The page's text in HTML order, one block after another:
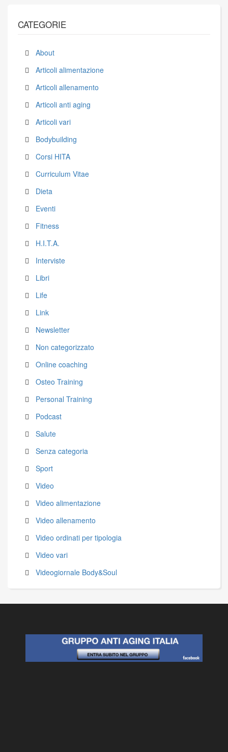
CATEGORIE
About
Articoli alimentazione
Articoli allenamento
Articoli anti aging
Articoli vari
Bodybuilding
Corsi HITA
Curriculum Vitae
Dieta
Eventi
Fitness
H.I.T.A.
Interviste
Libri
Life
Link
Newsletter
Non categorizzato
Online coaching
Osteo Training
Personal Training
Podcast
Salute
Senza categoria
Sport
Video
Video alimentazione
Video allenamento
Video ordinati per tipologia
Video vari
Videogiornale Body&Soul